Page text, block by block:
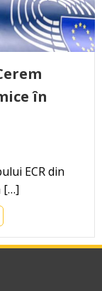
în
ECR din
[…]